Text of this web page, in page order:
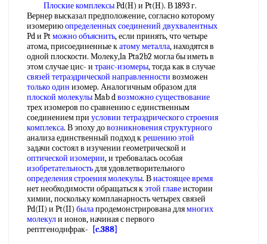
Плоские комплексыPd(H) и Pt(H). В 1893 г.
Вернер высказал предположение, согласно которому
изомериюопределенных соединений двухвалентных
Pd и Ptможно объяснить, если принять, что четыре
атома, присоединенные катому металла, находятся в
одной плоскости. Молеку,la Pta2b2 могла бы иметь в
этом случае цис- и транс-изомеры, тогда как в случае
связей тетраэдрической направленности возможен
только один изомер. Аналогичным образом для
плоской молекулыMab dвозможно существование
трех изомеров по сравнению с единственным
соединением при условии тетраэдрическогостроения
комплекса. В эпоху довозникновения структурного
анализа единственный подход крешению этой
задачи состоял в изучении геометрической и
оптической изомерии, и требовалась особая
изобретательностьдля удовлетворительного
определения строения молекулы. Внастоящее время
нет необходимости обращаться кэтой главеистории
химии, поскольку компланарность четырех связей
Pd(II) и Pt(II) былапродемонстрирована длямногих
молекули ионов, начиная с первого
рептгеноднфрак-
[c.388]